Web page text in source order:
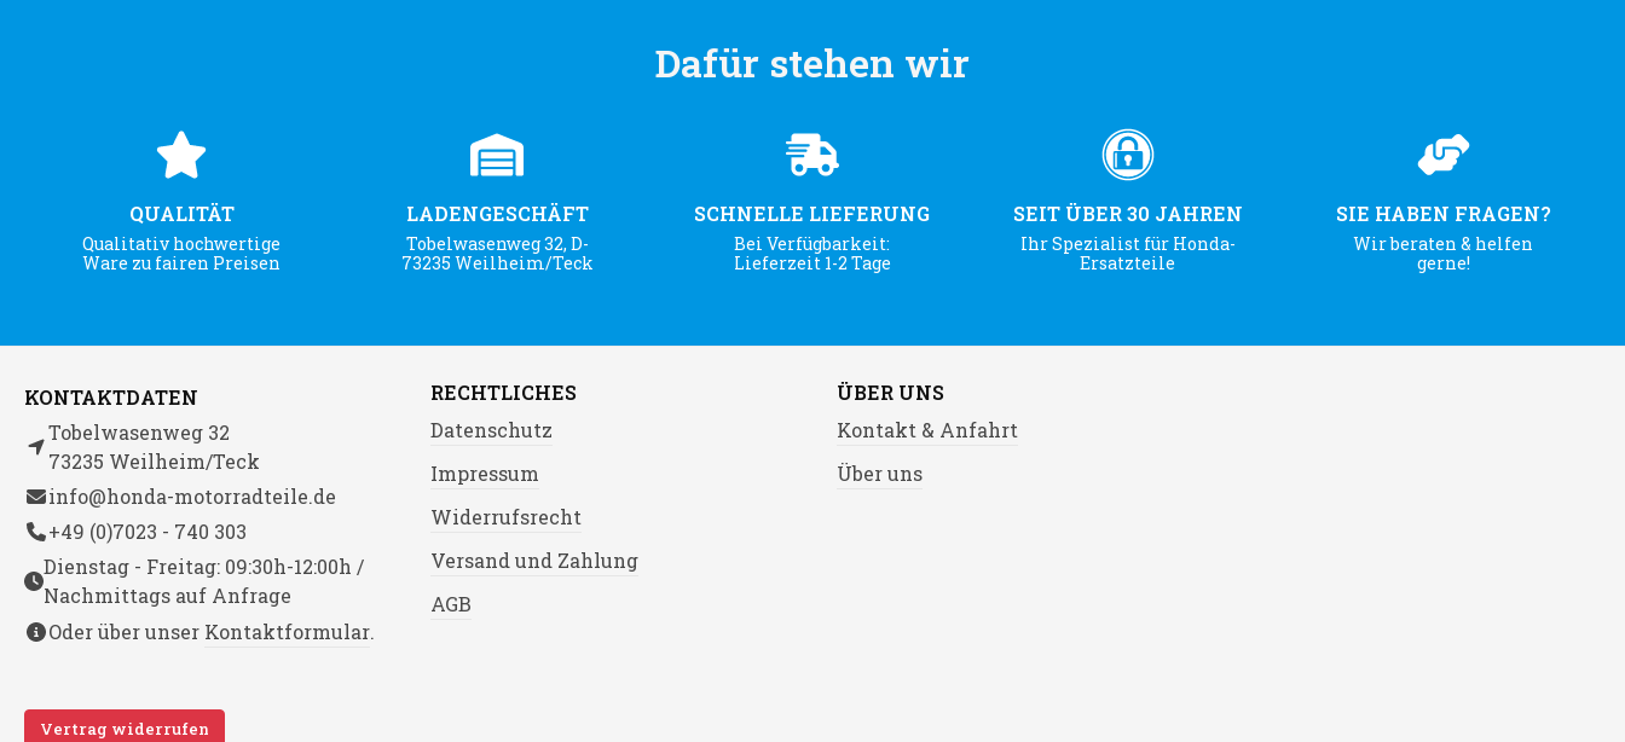
Dafür stehen wir
QUALITÄT
Qualitativ hochwertige
Ware zu fairen Preisen
LADENGESCHÄFT
Tobelwasenweg 32, D-
73235 Weilheim/Teck
SCHNELLE LIEFERUNG
Bei Verfügbarkeit:
Lieferzeit 1-2 Tage
SEIT ÜBER 30 JAHREN
Ihr Spezialist für Honda-
Ersatzteile
SIE HABEN FRAGEN?
Wir beraten & helfen
gerne!
KONTAKTDATEN
Tobelwasenweg 32
73235 Weilheim/Teck
info@honda-motorradteile.de
+49 (0)7023 - 740 303
Dienstag - Freitag: 09:30h-12:00h /
Nachmittags auf Anfrage
Oder über unser Kontaktformular.
Vertrag widerrufen
RECHTLICHES
Datenschutz
Impressum
Widerrufsrecht
Versand und Zahlung
AGB
ÜBER UNS
Kontakt & Anfahrt
Über uns